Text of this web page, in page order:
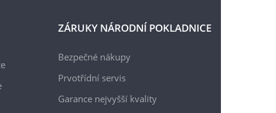
ZÁRUKY NÁRODNÍ POKLADNICE
Bezpečné nákupy
Prvotřídní servis
Garance nejvyšší kvality